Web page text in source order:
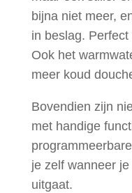
bijna niet meer,
in beslag.
Ook het
meer koud
Bovendien zijn
met handige
je zelf wanneer
uitgaat.